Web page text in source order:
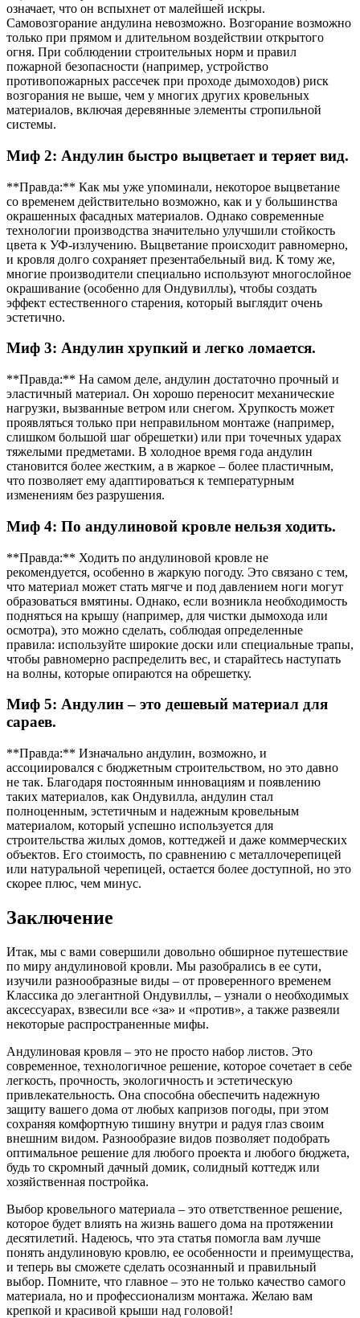
означает, что он вспыхнет от малейшей искры.
Самовозгорание андулина невозможно. Возгорание возможно
только при прямом и длительном воздействии открытого
огня. При соблюдении строительных норм и правил
пожарной безопасности (например, устройство
противопожарных рассечек при проходе дымоходов) риск
возгорания не выше, чем у многих других кровельных
материалов, включая деревянные элементы стропильной
системы.
Миф 2: Андулин быстро выцветает и теряет вид.
**Правда:** Как мы уже упоминали, некоторое выцветание
со временем действительно возможно, как и у большинства
окрашенных фасадных материалов. Однако современные
технологии производства значительно улучшили стойкость
цвета к УФ-излучению. Выцветание происходит равномерно,
и кровля долго сохраняет презентабельный вид. К тому же,
многие производители специально используют многослойное
окрашивание (особенно для Ондувиллы), чтобы создать
эффект естественного старения, который выглядит очень
эстетично.
Миф 3: Андулин хрупкий и легко ломается.
**Правда:** На самом деле, андулин достаточно прочный и
эластичный материал. Он хорошо переносит механические
нагрузки, вызванные ветром или снегом. Хрупкость может
проявляться только при неправильном монтаже (например,
слишком большой шаг обрешетки) или при точечных ударах
тяжелыми предметами. В холодное время года андулин
становится более жестким, а в жаркое – более пластичным,
что позволяет ему адаптироваться к температурным
изменениям без разрушения.
Миф 4: По андулиновой кровле нельзя ходить.
**Правда:** Ходить по андулиновой кровле не
рекомендуется, особенно в жаркую погоду. Это связано с тем,
что материал может стать мягче и под давлением ноги могут
образоваться вмятины. Однако, если возникла необходимость
подняться на крышу (например, для чистки дымохода или
осмотра), это можно сделать, соблюдая определенные
правила: используйте широкие доски или специальные трапы,
чтобы равномерно распределить вес, и старайтесь наступать
на волны, которые опираются на обрешетку.
Миф 5: Андулин – это дешевый материал для
сараев.
**Правда:** Изначально андулин, возможно, и
ассоциировался с бюджетным строительством, но это давно
не так. Благодаря постоянным инновациям и появлению
таких материалов, как Ондувилла, андулин стал
полноценным, эстетичным и надежным кровельным
материалом, который успешно используется для
строительства жилых домов, коттеджей и даже коммерческих
объектов. Его стоимость, по сравнению с металлочерепицей
или натуральной черепицей, остается более доступной, но это
скорее плюс, чем минус.
Заключение
Итак, мы с вами совершили довольно обширное путешествие
по миру андулиновой кровли. Мы разобрались в ее сути,
изучили разнообразные виды – от проверенного временем
Классика до элегантной Ондувиллы, – узнали о необходимых
аксессуарах, взвесили все «за» и «против», а также развеяли
некоторые распространенные мифы.
Андулиновая кровля – это не просто набор листов. Это
современное, технологичное решение, которое сочетает в себе
легкость, прочность, экологичность и эстетическую
привлекательность. Она способна обеспечить надежную
защиту вашего дома от любых капризов погоды, при этом
сохраняя комфортную тишину внутри и радуя глаз своим
внешним видом. Разнообразие видов позволяет подобрать
оптимальное решение для любого проекта и любого бюджета,
будь то скромный дачный домик, солидный коттедж или
хозяйственная постройка.
Выбор кровельного материала – это ответственное решение,
которое будет влиять на жизнь вашего дома на протяжении
десятилетий. Надеюсь, что эта статья помогла вам лучше
понять андулиновую кровлю, ее особенности и преимущества,
и теперь вы сможете сделать осознанный и правильный
выбор. Помните, что главное – это не только качество самого
материала, но и профессионализм монтажа. Желаю вам
крепкой и красивой крыши над головой!